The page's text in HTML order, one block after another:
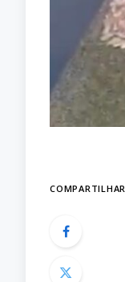
COMPARTILHAR